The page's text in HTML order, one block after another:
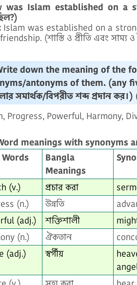
was Islam established on a
Islam was established on a
(শাস্তি ও প্রীতি এবং সাম্য ও
down the meaning of the
antonyms of them. (any
সমার্থক/বিপরীত শব্দ প্রদান
Progress, Powerful, Harmony,
meanings with synonyms
Bangla
Meanings
(v.) প্রচার করা
(n.)
উন্নতি
(adj.)
শক্তিশালী
(n.)
ঐকতান
(adj.)
স্বর্গীয়